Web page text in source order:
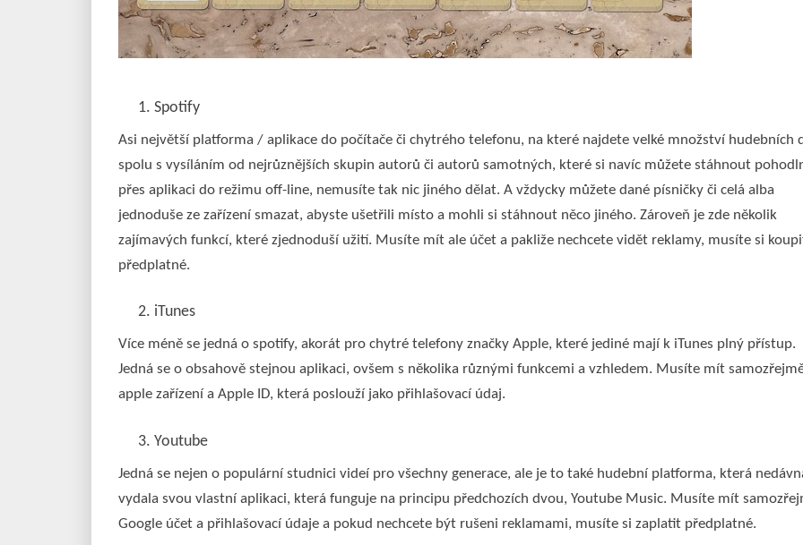
Spotify
Asi největší platforma / aplikace do počítače či chytrého telefonu, na které najdete velké množství hudebních
spolu s vysíláním od nejrůznějších skupin autorů či autorů samotných, které si navíc můžete stáhnout
přes aplikaci do režimu off-line, nemusíte tak nic jiného dělat. A vždycky můžete dané písničky či celá alba
jednoduše ze zařízení smazat, abyste ušetřili místo a mohli si stáhnout něco jiného. Zároveň je zde několik
zajímavých funkcí, které zjednoduší užití. Musíte mít ale účet a pakliže nechcete vidět reklamy, musíte si
předplatné.
iTunes
Více méně se jedná o spotify, akorát pro chytré telefony značky Apple, které jediné mají k iTunes plný přístup.
Jedná se o obsahově stejnou aplikaci, ovšem s několika různými funkcemi a vzhledem. Musíte mít
apple zařízení a Apple ID, která poslouží jako přihlašovací údaj.
Youtube
Jedná se nejen o populární studnici videí pro všechny generace, ale je to také hudební platforma, která
vydala svou vlastní aplikaci, která funguje na principu předchozích dvou, Youtube Music. Musíte mít
Google účet a přihlašovací údaje a pokud nechcete být rušeni reklamami, musíte si zaplatit předplatné.